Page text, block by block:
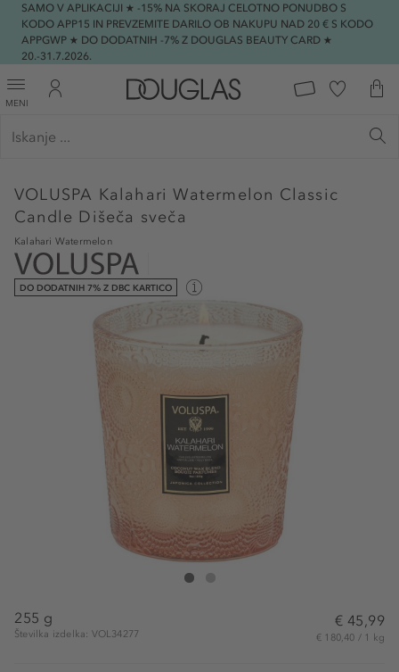
SAMO V APLIKACIJI ★ -15% NA SKORAJ CELOTNO PONUDBO S
KODO APP15 IN PREVZEMITE DARILO OB NAKUPU NAD 20 € S KODO
APPGWP ★ DO DODATNIH -7% Z DOUGLAS BEAUTY CARD ★
20.-31.7.2026.
MENI
VOLUSPA Kalahari Watermelon Classic
Candle Dišeča sveča
Kalahari Watermelon
DO DODATNIH 7% Z DBC KARTICO
VOLUSPA Kalahari Watermelon Classic Candle
255 g
Številka izdelka: VOL34277
€ 45,99
€ 180,40 / 1 kg